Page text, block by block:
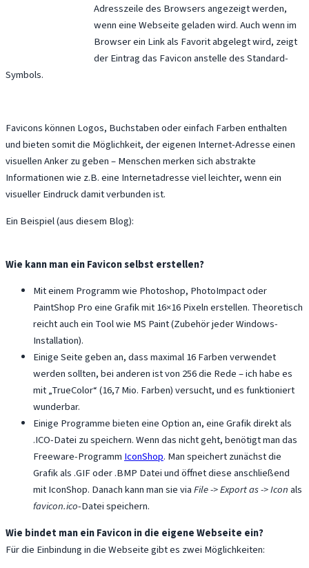
Adresszeile des Browsers angezeigt werden,
wenn eine Webseite geladen wird. Auch wenn im
Browser ein Link als Favorit abgelegt wird, zeigt
der Eintrag das Favicon anstelle des Standard-
Symbols.
Favicons können Logos, Buchstaben oder einfach Farben enthalten
und bieten somit die Möglichkeit, der eigenen Internet-Adresse einen
visuellen Anker zu geben – Menschen merken sich abstrakte
Informationen wie z.B. eine Internetadresse viel leichter, wenn ein
visueller Eindruck damit verbunden ist.
Ein Beispiel (aus diesem Blog):
Wie kann man ein Favicon selbst erstellen?
Mit einem Programm wie Photoshop, PhotoImpact oder
PaintShop Pro eine Grafik mit 16×16 Pixeln erstellen. Theoretisch
reicht auch ein Tool wie MS Paint (Zubehör jeder Windows-
Installation).
Einige Seite geben an, dass maximal 16 Farben verwendet
werden sollten, bei anderen ist von 256 die Rede – ich habe es
mit „TrueColor“ (16,7 Mio. Farben) versucht, und es funktioniert
wunderbar.
Einige Programme bieten eine Option an, eine Grafik direkt als
.ICO-Datei zu speichern. Wenn das nicht geht, benötigt man das
Freeware-ProgrammIconShop. Man speichert zunächst die
Grafik als .GIF oder .BMP Datei und öffnet diese anschließend
mit IconShop. Danach kann man sie viaFile -> Export as -> Iconals
favicon.ico-Datei speichern.
Wie bindet man ein Favicon in die eigene Webseite ein?
Für die Einbindung in die Webseite gibt es zwei Möglichkeiten: